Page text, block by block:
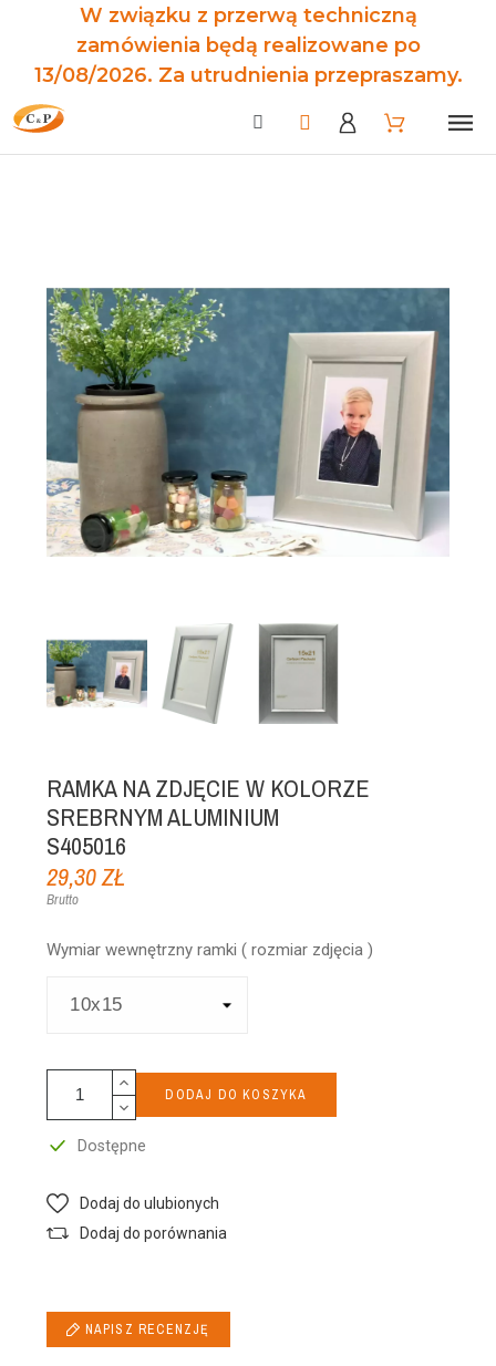
W związku z przerwą techniczną
zamówienia będą realizowane po
13/08/2026. Za utrudnienia przepraszamy.
RAMKA NA ZDJĘCIE W KOLORZE
SREBRNYM ALUMINIUM
S405016
29,30 ZŁ
Brutto
Wymiar wewnętrzny ramki ( rozmiar zdjęcia )
DODAJ DO KOSZYKA
Dostępne
Dodaj do ulubionych
Dodaj do porównania
NAPISZ RECENZJĘ